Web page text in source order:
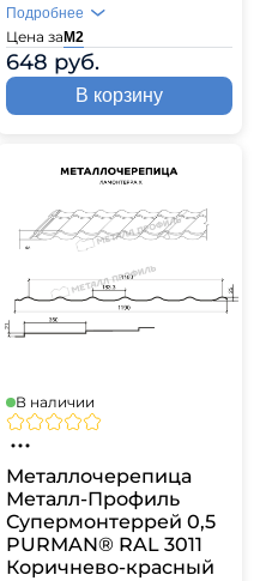
Цена заМ2
648 руб.
Подробнее
В корзину
В наличии
Металлочерепица
Металл-Профиль
Супермонтеррей 0,5
PURMAN® RAL 3011
Коричнево-красный